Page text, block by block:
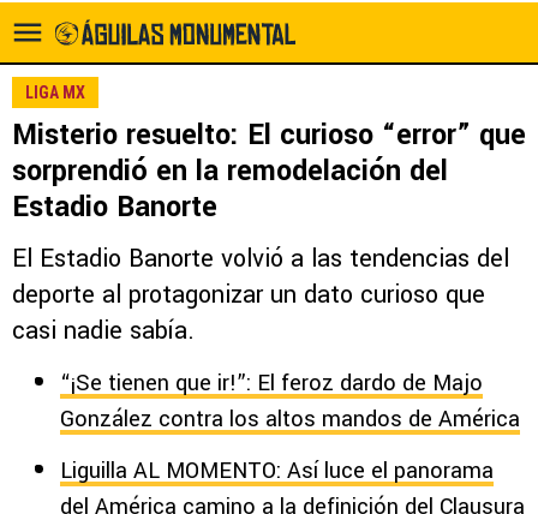
LIGA MX
Misterio resuelto: El curioso “error” que
sorprendió en la remodelación del
Estadio Banorte
El Estadio Banorte volvió a las tendencias del
deporte al protagonizar un dato curioso que
casi nadie sabía.
“¡Se tienen que ir!”: El feroz dardo de Majo
González contra los altos mandos de América
Liguilla AL MOMENTO: Así luce el panorama
del América camino a la definición del Clausura